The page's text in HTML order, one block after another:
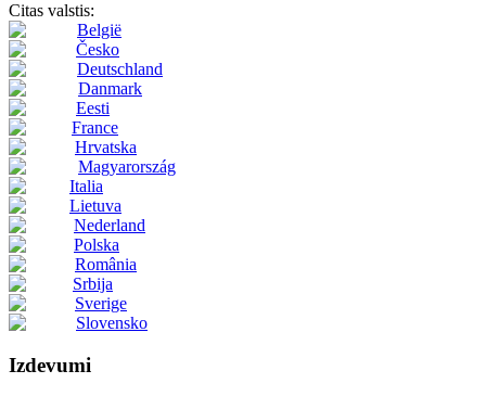
Citas valstis:
België
Česko
Deutschland
Danmark
Eesti
France
Hrvatska
Magyarország
Italia
Lietuva
Nederland
Polska
România
Srbija
Sverige
Slovensko
Izdevumi